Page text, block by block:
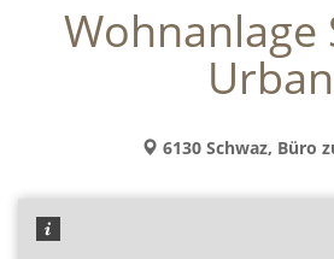
Wohnanlage
Urban
6130 Schwaz, Büro